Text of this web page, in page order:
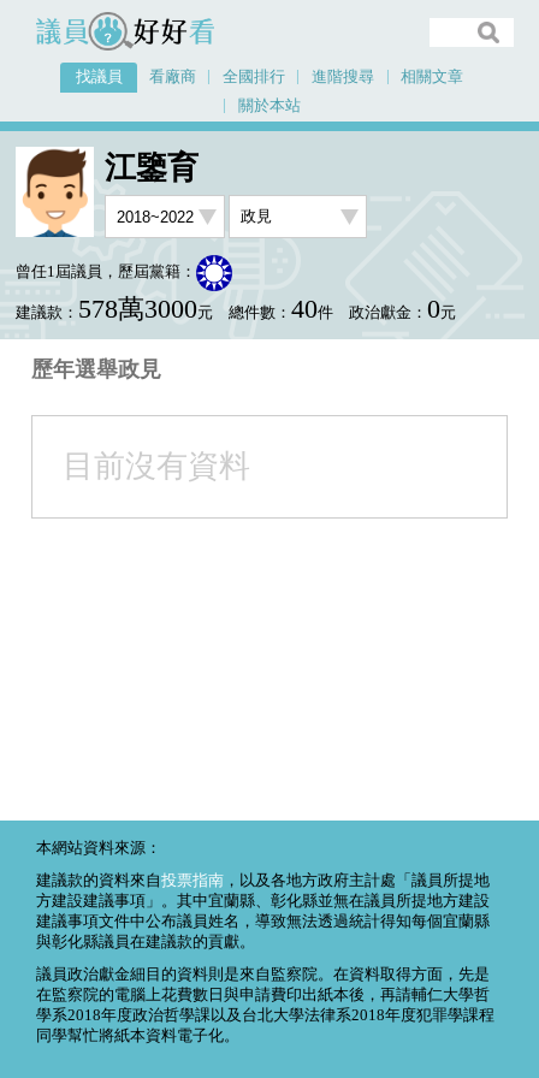
議員好好看
找議員 看廠商 全國排行 進階搜尋
相關文章
關於本站
首頁 找議員 選舉政見
江鑒育
曾任1屆議員，歷屆黨籍：
建議款： 578萬3000元 總件數： 40件 政治獻金： 0元
歷年選舉政見
目前沒有資料
本網站資料來源：
建議款的資料來自投票指南 ，以及各地方政府主計處「議員所提地
方建設建議事項」。其中宜蘭縣、彰化縣並無在議員所提地方建設
建議事項文件中公布議員姓名，導致無法透過統計得知每個宜蘭縣
與彰化縣議員在建議款的貢獻。
議員政治獻金細目的資料則是來自監察院。在資料取得方面，先是
在監察院的電腦上花費數日與申請費印出紙本後，再請輔仁大學哲
學系2018年度政治哲學課以及台北大學法律系2018年度犯罪學課程
同學幫忙將紙本資料電子化。